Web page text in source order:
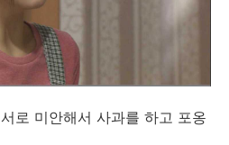
로 미안해서 사과를 하고 포옹